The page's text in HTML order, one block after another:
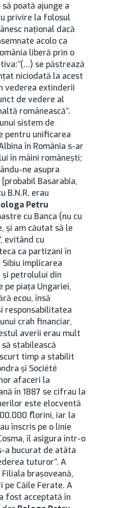
poată ajunge a
privire la folosul
naţional dacă
acolo ca
liberă prin o
se păstrează
niciodată la acest
vederea extinderii
de vedere al
românească’’.
sistem de
pentru unificarea
în România s-ar
în mâini româneşti;
ne asupra
Basarabia,
B.N.R. erau
Petru
cu Banca (nu cu
şi am căutat să le
evitând cu
ca partizani în
implicarea
şi petrolului din
pe piaţa Ungariei,
ecou, însă
responsabilitatea
crah financiar,
averii erau mult
stabilească
timp a stabilit
şi Société
afaceri la
în 1887 se cifrau la
este elocventă
florini, iar la
înscris pe o linie
îl asigura într-o
a bucurat de atâta
tuturor’’. A
braşoveană,
Căile Ferate. A
fost acceptată în